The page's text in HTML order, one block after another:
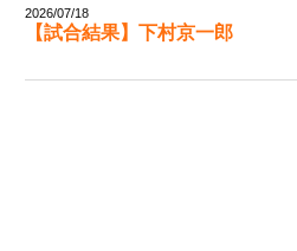
2026/07/18
【試合結果】下村京一郎